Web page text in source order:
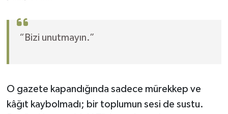
“Bizi unutmayın.”
O gazete kapandığında sadece mürekkep ve
kâğıt kaybolmadı; bir toplumun sesi de sustu.